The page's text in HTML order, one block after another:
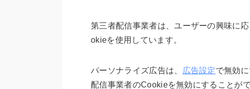
第三者配信事業者は、ユーザーの興味に
okieを使用しています。
パーソナライズ広告は、 広告設定で無効
配信事業者のCookieを無効にすることがで